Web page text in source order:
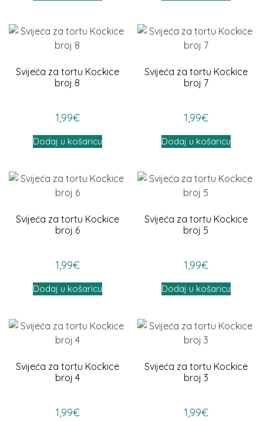
Svijeća za tortu Kockice
broj 8
1,99€
Dodaj u košaricu
Svijeća za tortu Kockice
broj 7
1,99€
Dodaj u košaricu
Svijeća za tortu Kockice
broj 6
1,99€
Dodaj u košaricu
Svijeća za tortu Kockice
broj 5
1,99€
Dodaj u košaricu
Svijeća za tortu Kockice
broj 4
1,99€
Svijeća za tortu Kockice
broj 3
1,99€